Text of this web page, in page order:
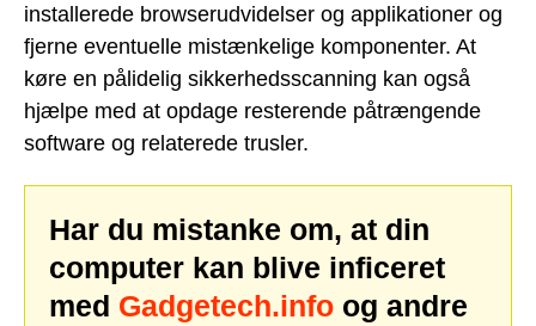
installerede browserudvidelser og applikationer og
fjerne eventuelle mistænkelige komponenter. At
køre en pålidelig sikkerhedsscanning kan også
hjælpe med at opdage resterende påtrængende
software og relaterede trusler.
Har du mistanke om, at din
computer kan blive inficeret
med Gadgetech.info og andre